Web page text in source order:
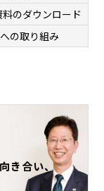
のダウンロード
の取り組み
き合い、